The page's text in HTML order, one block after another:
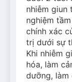
nhiễm giun
nghiệm
chính xác
trị dưới sự
Khi nhiễm
hóa, làm
dưỡng, làm